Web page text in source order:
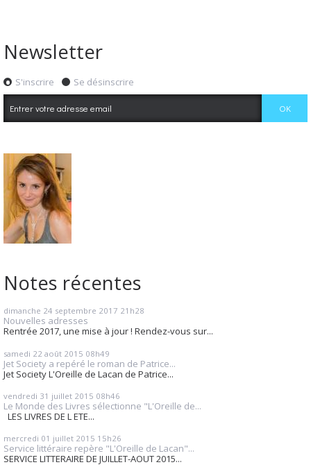
Newsletter
S'inscrire Se désinscrire
Notes récentes
dimanche 24 septembre 2017 21h28
Nouvelles adresses
Rentrée 2017, une mise à jour ! Rendez-vous sur...
samedi 22 août 2015 08h49
Jet Society a repéré le roman de Patrice...
Jet Society L'Oreille de Lacan de Patrice...
vendredi 31 juillet 2015 08h46
Le Monde des Livres sélectionne "L'Oreille de...
LES LIVRES DE L ETE...
mercredi 01 juillet 2015 15h26
Service littéraire repère "L'Oreille de Lacan"...
SERVICE LITTERAIRE DE JUILLET-AOUT 2015...